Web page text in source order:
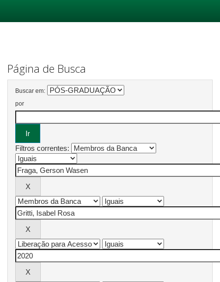
Página de Busca
Buscar em:
por
Filtros correntes: